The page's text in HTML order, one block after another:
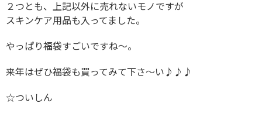
２つとも、上記以外に売れないモノですが
スキンケア用品も入ってました。
やっぱり福袋すごいですね〜。
来年はぜひ福袋も買ってみて下さ〜い♪♪♪
☆ついしん